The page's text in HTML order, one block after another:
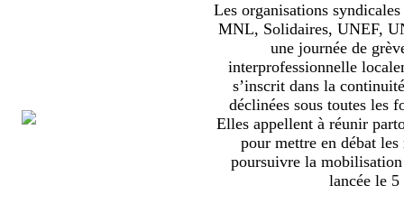
Les organisations
MNL, Solidaires, UNEF,
une journée de
interprofessionnelle
s’inscrit dans la
déclinées sous toutes les
Elles appellent à réunir
pour mettre en débat
poursuivre la
lancée le 5